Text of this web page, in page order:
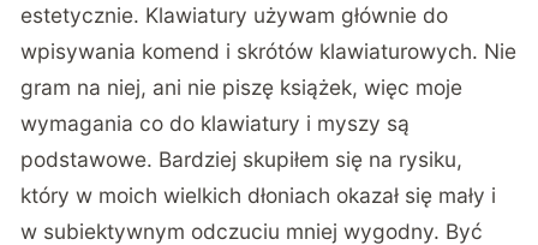
estetycznie. Klawiatury używam głównie do
wpisywania komend i skrótów klawiaturowych. Nie
gram na niej, ani nie piszę książek, więc moje
wymagania co do klawiatury i myszy są
podstawowe. Bardziej skupiłem się na rysiku,
który w moich wielkich dłoniach okazał się mały i
w subiektywnym odczuciu mniej wygodny. Być